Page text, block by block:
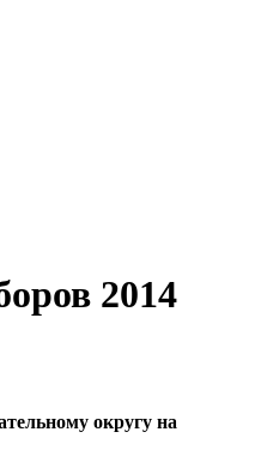
2014
округу на